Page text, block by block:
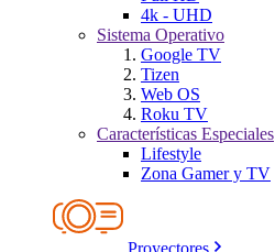
4k - UHD
Sistema Operativo
Google TV
Tizen
Web OS
Roku TV
Características Especiales
Lifestyle
Zona Gamer y TV
Proyectores